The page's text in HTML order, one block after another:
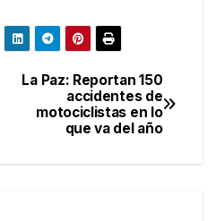
La Paz: Reportan 150
accidentes de
motociclistas en lo
que va del año